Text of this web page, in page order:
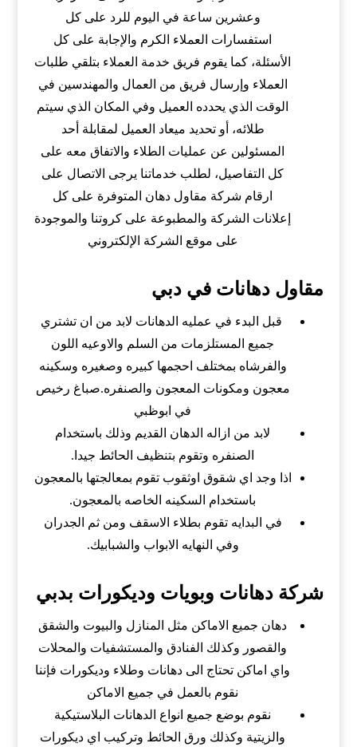
وعشرين ساعة في اليوم للرد على كل
استفسارات العملاء الكرم والإجابة على كل
الأسئلة، كما يقوم فريق خدمة العملاء بتلقي طلبات
العملاء وإرسال فريق من العمال والمهندسين في
الوقت الذي يحدده العميل وفي المكان الذي سيتم
طلائه، أو تحديد ميعاد العميل لمقابلة أحد
المسئولين عن عمليات الطلاء والاتفاق معه على
كل التفاصيل، لطلب خدماتنا يرجى الاتصال على
ارقام شركة مقاول دهان المتوفرة على كل
إعلانات الشركة والمطبوعة على كروتنا والموجودة
على موقع الشركة الإلكتروني
مقاول دهانات في دبي
قبل البدء في عمليه الدهانات لابد من ان تشتري
جميع المستلزمات من السلم والاوعيه اللون
والفرشاه بمختلف احجمها كبيره وصغيره وسكينه
معجون ومكونات المعجون والصنفره.صباغ رخيص
في ابوظبي
لابد من ازاله الدهان القديم وذلك باستخدام
الصنفره وتقوم بتنظيف الحائط جيدا.
اذا وجد اي شقوق اوثقوب تقوم بمعالجتها بالمعجون
باستخدام السكينه الخاصه بالمعجون.
في البدايه تقوم بطلاء الاسقف ومن ثم الجدران
وفي النهايه الابواب والشبابيك.
شركة دهانات وبويات وديكورات بدبي
دهان جميع الاماكن مثل المنازل والبيوت والشقق
والقصور وكذلك الفنادق والمستشفيات والمحلات
واي اماكن تحتاج الى دهانات وطلاء وديكورات فإننا
نقوم بالعمل في جميع الاماكن
نقوم بوضع جميع انواع الدهانات البلاستيكية
والزيتية وكذلك ورق الحائط وتركيب اي ديكورات